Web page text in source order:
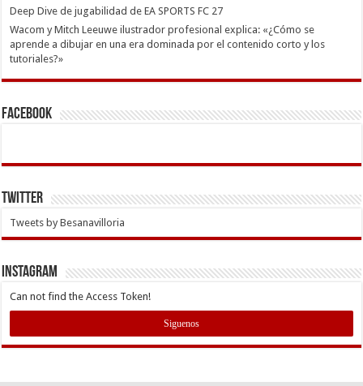
Deep Dive de jugabilidad de EA SPORTS FC 27
Wacom y Mitch Leeuwe ilustrador profesional explica: «¿Cómo se
aprende a dibujar en una era dominada por el contenido corto y los
tutoriales?»
Facebook
Twitter
Tweets by Besanavilloria
INSTAGRAM
Can not find the Access Token!
Siguenos